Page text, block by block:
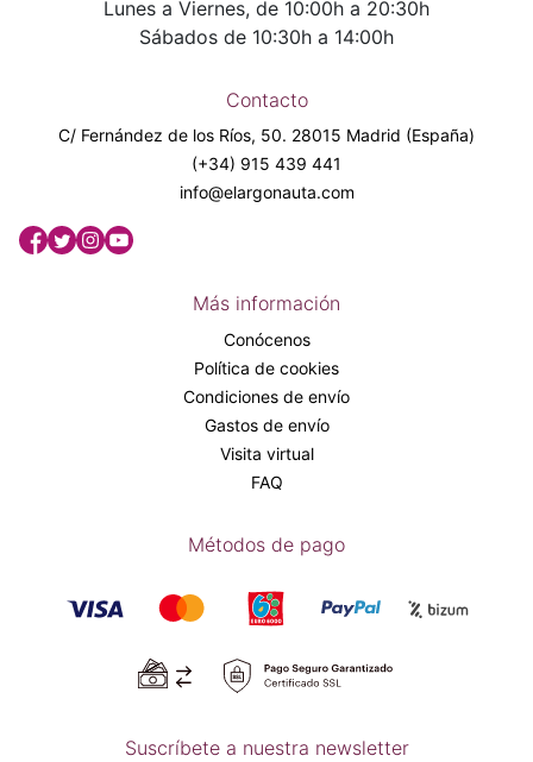
Lunes a Viernes, de 10:00h a 20:30h
Sábados de 10:30h a 14:00h
Contacto
C/ Fernández de los Ríos, 50. 28015 Madrid (España)
(+34) 915 439 441
info@elargonauta.com
Más información
Conócenos
Política de cookies
Condiciones de envío
Gastos de envío
Visita virtual
FAQ
Métodos de pago
Suscríbete a nuestra newsletter